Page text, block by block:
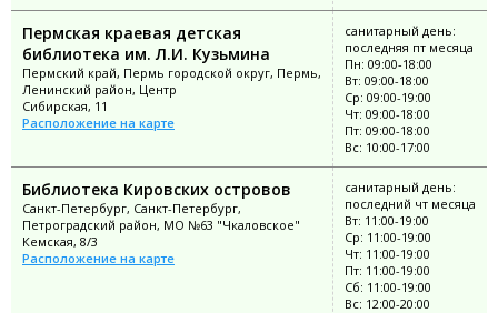
Пермская краевая детская
библиотека им. Л.И. Кузьмина
Пермский край, Пермь городской округ, Пермь,
Ленинский район, Центр
Сибирская, 11
Расположение на карте
санитарный день:
последняя пт месяца
Пн: 09:00-18:00
Вт: 09:00-18:00
Ср: 09:00-19:00
Чт: 09:00-18:00
Пт: 09:00-18:00
Вс: 10:00-17:00
Библиотека Кировских островов
Санкт-Петербург, Санкт-Петербург,
Петроградский район, МО №63 "Чкаловское"
Кемская, 8/3
Расположение на карте
санитарный день:
последний чт месяца
Вт: 11:00-19:00
Ср: 11:00-19:00
Чт: 11:00-19:00
Пт: 11:00-19:00
Сб: 11:00-19:00
Вс: 12:00-20:00